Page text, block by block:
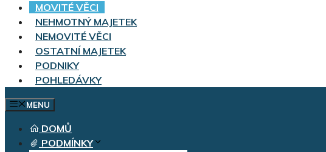
MOVITÉ VĚCI
NEHMOTNÝ MAJETEK
NEMOVITÉ VĚCI
OSTATNÍ MAJETEK
PODNIKY
POHLEDÁVKY
MENU
DOMŮ
PODMÍNKY